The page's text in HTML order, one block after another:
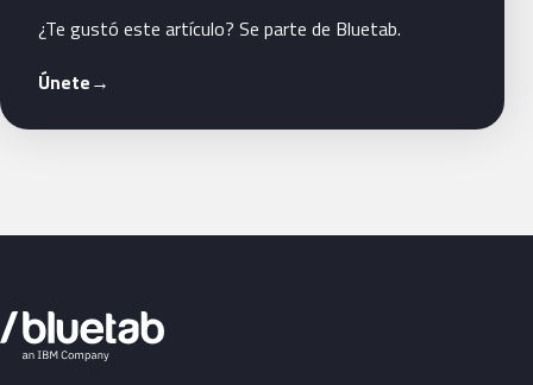
¿Te gustó este artículo? Se parte de Bluetab.
Únete→